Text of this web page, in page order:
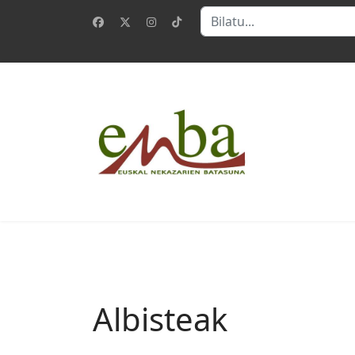
Bilatu
Albisteak